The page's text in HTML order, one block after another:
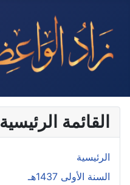
القائمة الرئيسية
الرئيسية
السنة الأولى 1437هـ